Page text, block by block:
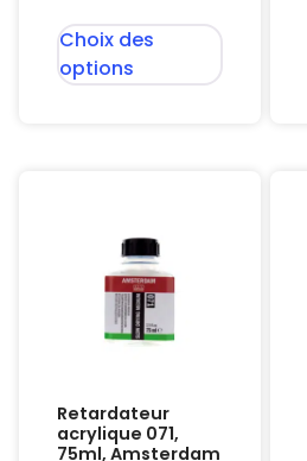
Choix des
options
Retardateur
acrylique 071,
75ml, Amsterdam